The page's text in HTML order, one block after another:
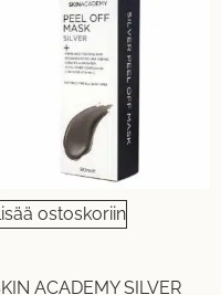
ostoskoriin
ACADEMY SILVER